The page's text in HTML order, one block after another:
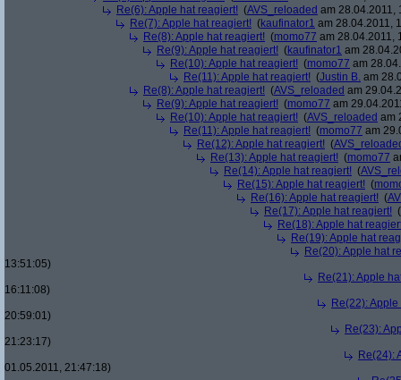
Re(6): Apple hat reagiert! (AVS_reloaded am 28.04.2011,
Re(7): Apple hat reagiert! (kaufinator1 am 28.04.2011,
Re(8): Apple hat reagiert! (momo77 am 28.04.2011,
Re(9): Apple hat reagiert! (kaufinator1 am
Re(10): Apple hat reagiert! (momo77 am
Re(11): Apple hat reagiert! (Justin B. am
Re(8): Apple hat reagiert! (AVS_reloaded am
Re(9): Apple hat reagiert! (momo77 am
Re(10): Apple hat reagiert! (AVS_reloaded am
Re(11): Apple hat reagiert! (momo77 am
Re(12): Apple hat reagiert! (
Re(13): Apple hat reagiert! (momo77
Re(14): Apple hat reagiert! (
Re(15): Apple hat reagiert! (
Re(16): Apple hat reagiert! (
Re(17): Apple hat reagiert! (
Re(18): Apple hat
Re(19): Apple hat
Re(20): Apple hat
13:51:05)
Re(21): Apple
16:11:08)
Re(22):
20:59:01)
Re(23):
21:23:17)
Re(24):
01.05.2011, 21:47:18)